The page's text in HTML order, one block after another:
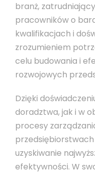
branż,
pracowników o
kwalifikacjach i
zrozumieniem
celu budowania i
rozwojowych
Dzięki
doradztwa, jak i w
procesy
uzyskiwanie
efektywności. W